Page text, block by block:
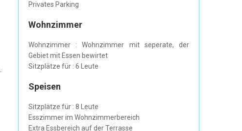
Privates Parking
Wohnzimmer
Wohnzimmer : Wohnzimmer mit seperate, der
Gebiet mit Essen bewirtet
Sitzplätze für : 6 Leute
Speisen
Sitzplätze für : 8 Leute
Esszimmer im Wohnzimmerbereich
Extra Essbereich auf der Terrasse